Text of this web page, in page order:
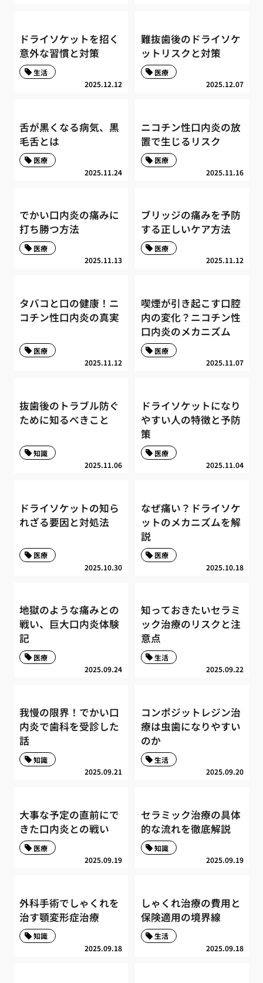
ドライソケットを招く
意外な習慣と対策
2025.12.12
生活
難抜歯後のドライソケ
ットリスクと対策
2025.12.07
医療
舌が黒くなる病気、黒
毛舌とは
2025.11.24
医療
ニコチン性口内炎の放
置で生じるリスク
2025.11.16
医療
でかい口内炎の痛みに
打ち勝つ方法
2025.11.13
医療
ブリッジの痛みを予防
する正しいケア方法
2025.11.12
医療
タバコと口の健康！ニ
コチン性口内炎の真実
2025.11.12
医療
喫煙が引き起こす口腔
内の変化？ニコチン性
口内炎のメカニズム
2025.11.07
医療
抜歯後のトラブル防ぐ
ために知るべきこと
2025.11.06
知識
ドライソケットになり
やすい人の特徴と予防
策
2025.11.04
医療
ドライソケットの知ら
れざる要因と対処法
2025.10.30
医療
なぜ痛い？ドライソケ
ットのメカニズムを解
説
2025.10.18
医療
地獄のような痛みとの
戦い、巨大口内炎体験
記
2025.09.24
医療
知っておきたいセラミ
ック治療のリスクと注
意点
2025.09.22
生活
我慢の限界！でかい口
内炎で歯科を受診した
話
2025.09.21
知識
コンポジットレジン治
療は虫歯になりやすい
のか
2025.09.20
生活
大事な予定の直前にで
きた口内炎との戦い
2025.09.19
医療
セラミック治療の具体
的な流れを徹底解説
2025.09.19
知識
外科手術でしゃくれを
治す顎変形症治療
2025.09.18
知識
しゃくれ治療の費用と
保険適用の境界線
2025.09.18
生活